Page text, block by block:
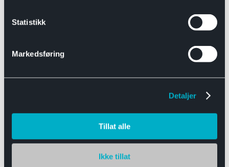
Statistikk
Markedsføring
Detaljer
Tillat alle
Ikke tillat
Båthengere